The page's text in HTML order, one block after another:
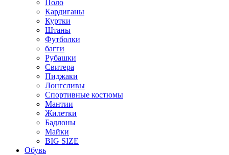
Поло
Кардиганы
Куртки
Штаны
Футболки
багги
Рубашки
Свитера
Пиджаки
Лонгсливы
Спортивные костюмы
Мантии
Жилетки
Бадлоны
Майки
BIG SIZE
Обувь